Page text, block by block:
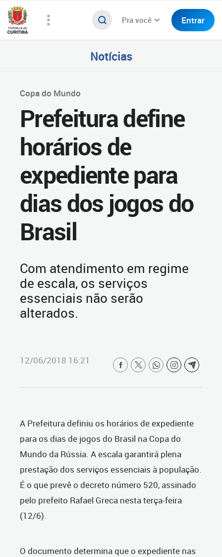
Pra você Entrar
Notícias
Copa do Mundo
Prefeitura define
horários de
expediente para
dias dos jogos do
Brasil
Com atendimento em regime
de escala, os serviços
essenciais não serão
alterados.
12/06/2018 16:21
A Prefeitura definiu os horários de expediente
para os dias de jogos do Brasil na Copa do
Mundo da Rússia. A escala garantirá plena
prestação dos serviços essenciais à população.
É o que prevê o decreto número 520, assinado
pelo prefeito Rafael Greca nesta terça-feira
(12/6).
O documento determina que o expediente nas